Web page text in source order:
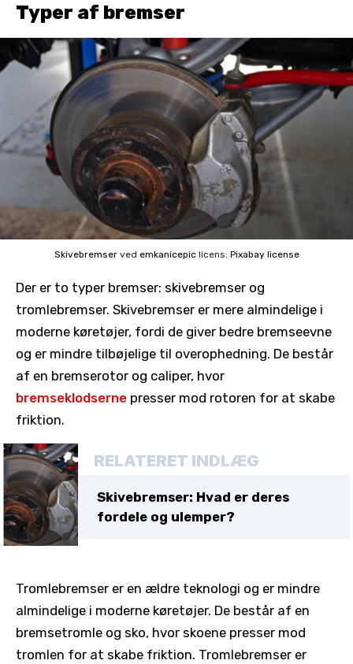
Typer af bremser
Skivebremser ved emkanicepic licens: Pixabay license
Der er to typer bremser: skivebremser og
tromlebremser. Skivebremser er mere almindelige i
moderne køretøjer, fordi de giver bedre bremseevne
og er mindre tilbøjelige til overophedning. De består
af en bremserotor og caliper, hvor
bremseklodserne presser mod rotoren for at skabe
friktion.
RELATERET INDLÆG
Skivebremser: Hvad er deres
fordele og ulemper?
Tromlebremser er en ældre teknologi og er mindre
almindelige i moderne køretøjer. De består af en
bremsetromle og sko, hvor skoene presser mod
tromlen for at skabe friktion. Tromlebremser er